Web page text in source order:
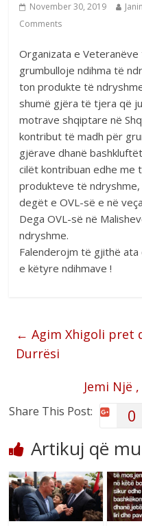
November 30, 2019
Comments
Organizata e
grumbulloje ndihma të
ton produkte të
shumë gjëra të tjera që
motrave shqiptare në
kontribut të madh për
gjërave dhanë
cilët kontribuan edhe me
produkteve të
degët e OVL-së e në
Dega OVL-së në
ndryshme.
Falenderojm të gjithë ata
e këtyre ndihmave !
← Agim Xhigoli pret
Durrësi
Jemi Një
Share This Post: 0
Artikuj që